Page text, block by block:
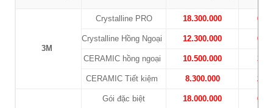
3M
Crystalline PRO 18.300.000
Crystalline Hồng Ngoại 12.300.000
CERAMIC hồng ngoại 10.500.000
CERAMIC Tiết kiệm 8.300.000
Gói đặc biệt 18.000.000